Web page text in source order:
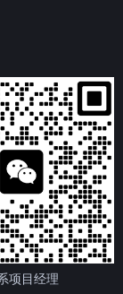
项目经理